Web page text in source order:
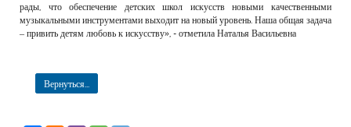
рады, что обеспечение детских школ искусств новыми качественными
музыкальными инструментами выходит на новый уровень. Наша общая задача
– привить детям любовь к искусству», - отметила Наталья Васильевна
Вернуться...